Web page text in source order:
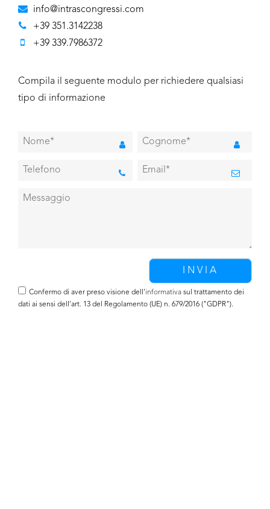
info@intrascongressi.com
+39 351.3142238
+39 339.7986372
Compila il seguente modulo per richiedere qualsiasi
tipo di informazione
Confermo di aver preso visione dell'informativa sul trattamento dei
dati ai sensi dell’art. 13 del Regolamento (UE) n. 679/2016 ("GDPR").